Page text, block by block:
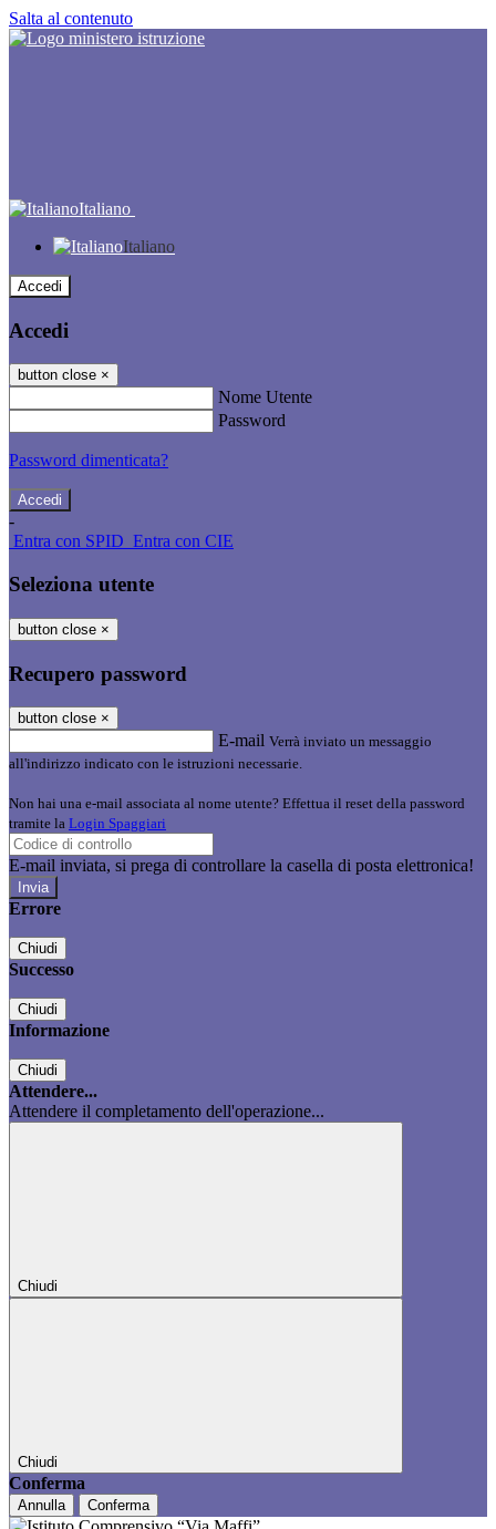
Salta al contenuto
Italiano
Italiano
Accedi
Accedi
button close ×
Nome Utente
Password
Password dimenticata?
-
Entra con SPID Entra con CIE
Seleziona utente
button close ×
Recupero password
button close ×
E-mail Verrà inviato un messaggio
all'indirizzo indicato con le istruzioni necessarie.
Non hai una e-mail associata al nome utente? Effettua il reset della password
tramite la Login Spaggiari
E-mail inviata, si prega di controllare la casella di posta elettronica!
Errore
Chiudi
Successo
Chiudi
Informazione
Chiudi
Attendere...
Attendere il completamento dell'operazione...
Chiudi
Chiudi
Conferma
Annulla Conferma